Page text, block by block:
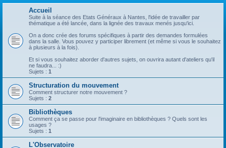
Accueil
Suite à la séance des Etats Généraux à Nantes, l'idée de travailler par
thématique a été lancée, dans la lignée des travaux menés jusqu'ici.
On a donc crée des forums spécifiques à partir des demandes formulées
dans la salle. Vous pouvez y participer librement (et même si vous le souhaitez
à plusieurs à la fois).
Et si vous souhaitez aborder d'autres sujets, on ouvrira autant d'ateliers qu'il
ne faudra... :)
Sujets : 1
Structuration du mouvement
Comment structurer notre mouvement ?
Sujets : 2
Bibliothèques
Comment ça se passe pour l'imaginaire en bibliothèques ? Quels sont les
usages ?
Sujets : 1
L'Observatoire